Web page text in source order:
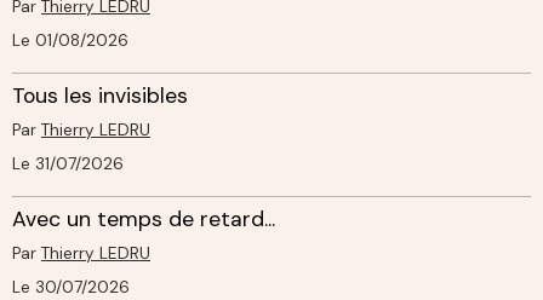
Par Thierry LEDRU
Le 01/08/2026
Tous les invisibles
Par Thierry LEDRU
Le 31/07/2026
Avec un temps de retard...
Par Thierry LEDRU
Le 30/07/2026